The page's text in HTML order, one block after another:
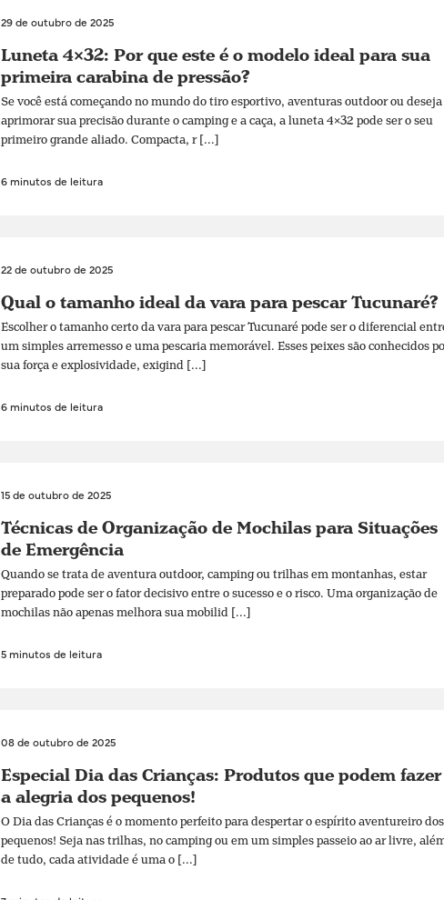
29 de outubro de 2025
Luneta 4×32: Por que este é o modelo ideal para sua
primeira carabina de pressão?
Se você está começando no mundo do tiro esportivo, aventuras outdoor ou deseja
aprimorar sua precisão durante o camping e a caça, a luneta 4×32 pode ser o seu
primeiro grande aliado. Compacta, r [...]
6 minutos de leitura
22 de outubro de 2025
Qual o tamanho ideal da vara para pescar Tucunaré?
Escolher o tamanho certo da vara para pescar Tucunaré pode ser o diferencial
um simples arremesso e uma pescaria memorável. Esses peixes são conhecidos
sua força e explosividade, exigind [...]
6 minutos de leitura
15 de outubro de 2025
Técnicas de Organização de Mochilas para Situações
de Emergência
Quando se trata de aventura outdoor, camping ou trilhas em montanhas, estar
preparado pode ser o fator decisivo entre o sucesso e o risco. Uma organização de
mochilas não apenas melhora sua mobilid [...]
5 minutos de leitura
08 de outubro de 2025
Especial Dia das Crianças: Produtos que podem fazer
a alegria dos pequenos!
O Dia das Crianças é o momento perfeito para despertar o espírito aventureiro dos
pequenos! Seja nas trilhas, no camping ou em um simples passeio ao ar livre,
de tudo, cada atividade é uma o [...]